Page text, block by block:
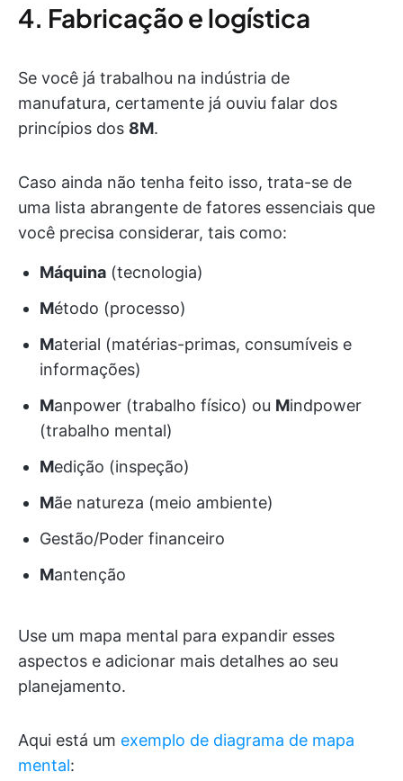
4. Fabricação e logística
Se você já trabalhou na indústria de
manufatura, certamente já ouviu falar dos
princípios dos 8M.
Caso ainda não tenha feito isso, trata-se de
uma lista abrangente de fatores essenciais que
você precisa considerar, tais como:
Máquina (tecnologia)
Método (processo)
Material (matérias-primas, consumíveis e
informações)
Manpower (trabalho físico) ou Mindpower
(trabalho mental)
Medição (inspeção)
Mãe natureza (meio ambiente)
Gestão/Poder financeiro
Mantenção
Use um mapa mental para expandir esses
aspectos e adicionar mais detalhes ao seu
planejamento.
Aqui está um exemplo de diagrama de mapa
mental: